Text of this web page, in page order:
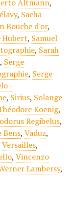
Altmann,
, Sacha
Bouche d'or,
Hubert, Samuel
, Sarah
, Serge
, Serge
-
, Sirius, Solange
Koenig,
Regibelus,
Bens, Vaduz,
Versailles,
, Vincenzo
Lambersy,